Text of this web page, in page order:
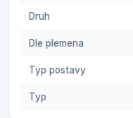
Druh
Dle plemena
Typ postavy
Typ